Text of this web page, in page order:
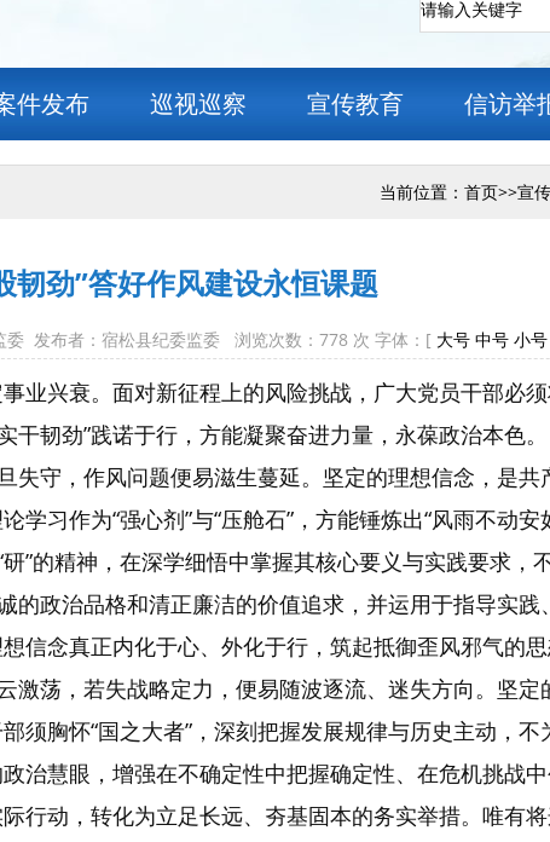
件发布 巡视巡察 宣传教育 信访举
当前位置： 首页>>宣
韧劲”答好作风建设永恒课题
发布者：宿松县纪委监委 浏览次数： 778 次 字体：[ 大号 中号 小号
业兴衰。面对新征程上的风险挑战，广大党员干部必
干韧劲”践诺于行，方能凝聚奋进力量，永葆政治本色。
失守，作风问题便易滋生蔓延。坚定的理想信念，是共
习作为“强心剂”与“压舱石”，方能锤炼出“风雨不动安
”的精神，在深学细悟中掌握其核心要义与实践要求，
的政治品格和清正廉洁的价值追求，并运用于指导实践
信念真正内化于心、外化于行，筑起抵御歪风邪气的思
激荡，若失战略定力，便易随波逐流、迷失方向。坚定
胸怀“国之大者”，深刻把握发展规律与历史主动，不
治慧眼，增强在不确定性中把握确定性、在危机挑战
行动，转化为立足长远、夯基固本的务实举措。唯有